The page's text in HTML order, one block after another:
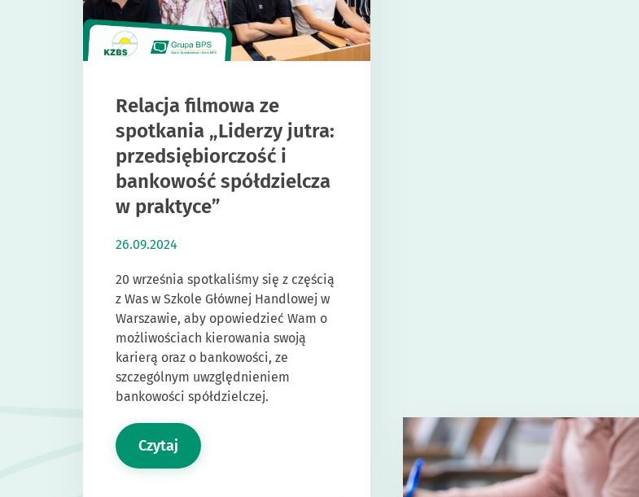
Relacja filmowa ze
spotkania „Liderzy jutra:
przedsiębiorczość i
bankowość spółdzielcza
w praktyce”
26.09.2024
20 września spotkaliśmy się z częścią
z Was w Szkole Głównej Handlowej w
Warszawie, aby opowiedzieć Wam o
możliwościach kierowania swoją
karierą oraz o bankowości, ze
szczególnym uwzględnieniem
bankowości spółdzielczej.
Czytaj